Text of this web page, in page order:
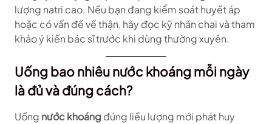
lượng natri cao. Nếu bạn đang kiểm soát huyết áp
hoặc có vấn đề về thận, hãy đọc kỹ nhãn chai và tham
khảo ý kiến bác sĩ trước khi dùng thường xuyên.
Uống bao nhiêu nước khoáng mỗi ngày
là đủ và đúng cách?
Uống nước khoáng đúng liều lượng mới phát huy